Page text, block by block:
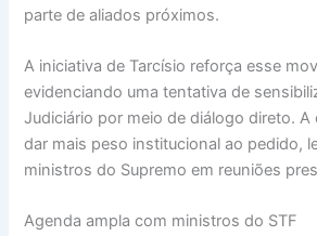
parte de aliados próximos.
A iniciativa de Tarcísio reforça esse
evidenciando uma tentativa de
Judiciário por meio de diálogo direto. A
dar mais peso institucional ao pedido,
ministros do Supremo em reuniões
Agenda ampla com ministros do STF